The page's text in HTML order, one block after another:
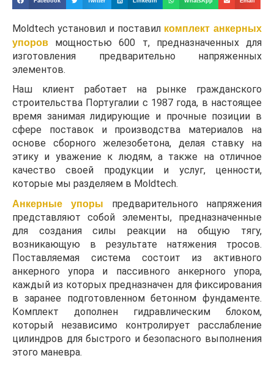
Moldtech установил и поставил комплект анкерных
упоров мощностью 600 т, предназначенных для
изготовления предварительно напряженных
элементов.
Наш клиент работает на рынке гражданского
строительства Португалии с 1987 года, в настоящее
время занимая лидирующие и прочные позиции в
сфере поставок и производства материалов на
основе сборного железобетона, делая ставку на
этику и уважение к людям, а также на отличное
качество своей продукции и услуг, ценности,
которые мы разделяем в Moldtech.
Анкерные упоры
предварительного напряжения
представляют собой элементы, предназначенные
для создания силы реакции на общую тягу,
возникающую в результате натяжения тросов.
Поставляемая система состоит из активного
анкерного упора и пассивного анкерного упора,
каждый из которых предназначен для фиксирования
в заранее подготовленном бетонном фундаменте.
Комплект дополнен гидравлическим блоком,
который независимо контролирует расслабление
цилиндров для быстрого и безопасного выполнения
этого маневра.